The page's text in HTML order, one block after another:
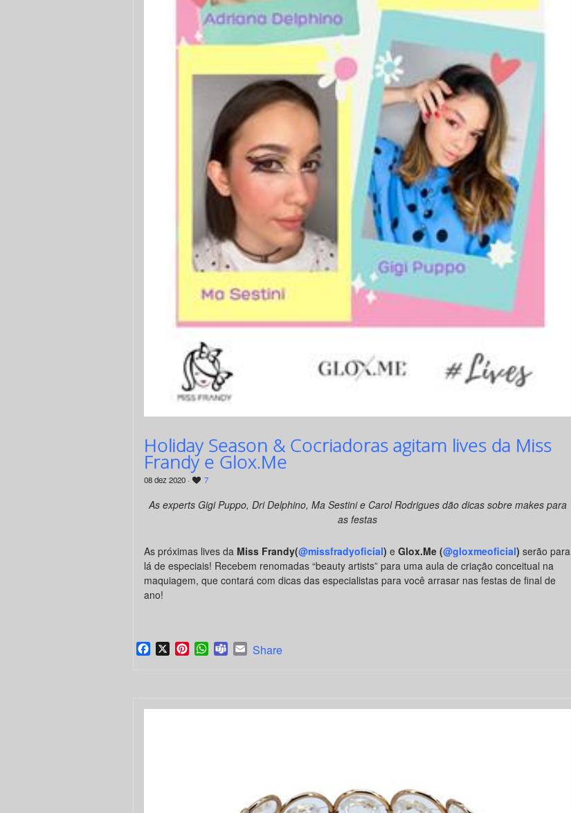
Holiday Season & Cocriadoras agitam lives da Miss
Frandy e Glox.Me
08 dez 2020 · 7
As experts Gigi Puppo, Dri Delphino, Ma Sestini e Carol Rodrigues dão dicas sobre makes para
as festas
As próximas lives da Miss Frandy(@missfradyoficial) e Glox.Me (@gloxmeoficial) serão para
lá de especiais! Recebem renomadas “beauty artists” para uma aula de criação conceitual na
maquiagem, que contará com dicas das especialistas para você arrasar nas festas de final de
ano!
Facebook
X PinterestWhatsApp
TeamsEmail
Share